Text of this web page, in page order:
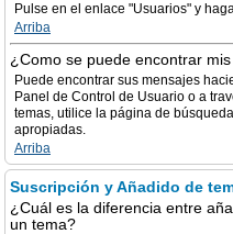
Pulse en el enlace "Usuarios" y
Arriba
¿Como se puede encontrar
Puede encontrar sus mensajes
Panel de Control de Usuario o a
temas, utilice la página de
apropiadas.
Arriba
Suscripción y Añadido de
¿Cuál es la diferencia entre
un tema?